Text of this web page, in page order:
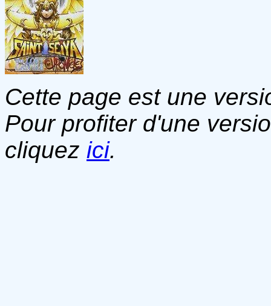
Cette page est une
Pour profiter d'une
cliquez ici.